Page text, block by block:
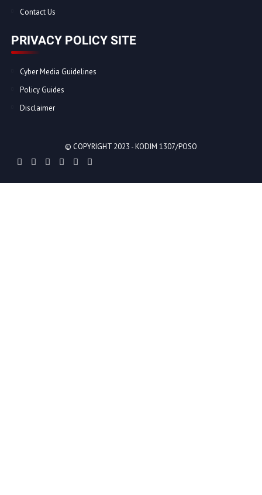
Contact Us
PRIVACY POLICY SITE
Cyber Media Guidelines
Policy Guides
Disclaimer
© COPYRIGHT 2023 -KODIM 1307/POSO